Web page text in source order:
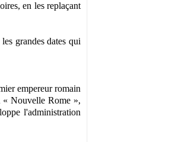
en les replaçant
grandes dates qui
empereur romain
« Nouvelle Rome »,
l'administration